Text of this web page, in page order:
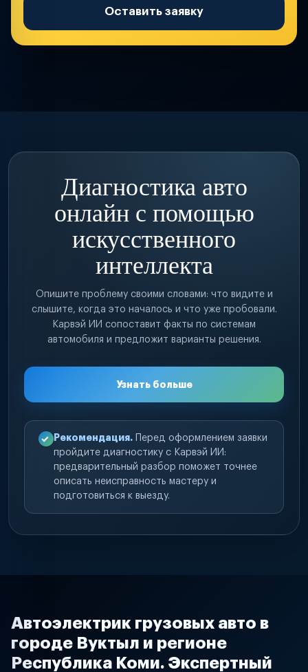
Оставить заявку
Диагностика авто
онлайн с помощью
искусственного
интеллекта
Опишите проблему своими словами: что видите и
слышите, когда это началось и что уже пробовали.
Карвэй ИИ сопоставит факты по системам
автомобиля и предложит варианты решения.
Узнать больше
Рекомендация. Перед оформлением заявки
пройдите диагностику с Карвэй ИИ:
предварительный разбор поможет точнее
описать неисправность мастеру и
подготовиться к выезду.
Автоэлектрик грузовых авто в
городе Вуктыл и регионе
Республика Коми. Экспертный